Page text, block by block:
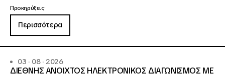
Προκηρύξεις
Περισσότερα
03 · 08 · 2026
ΔΙΕΘΝΗΣ ΑΝΟΙΧΤΟΣ ΗΛΕΚΤΡΟΝΙΚΟΣ ΔΙΑΓΩΝΙΣΜΟΣ ΜΕ